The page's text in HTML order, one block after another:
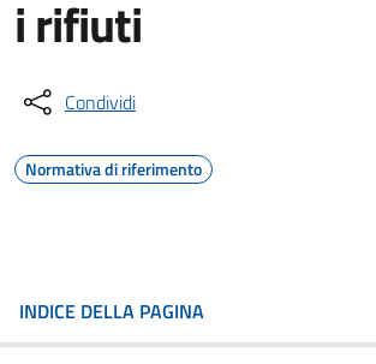
i rifiuti
Condividi
Normativa di riferimento
INDICE DELLA PAGINA